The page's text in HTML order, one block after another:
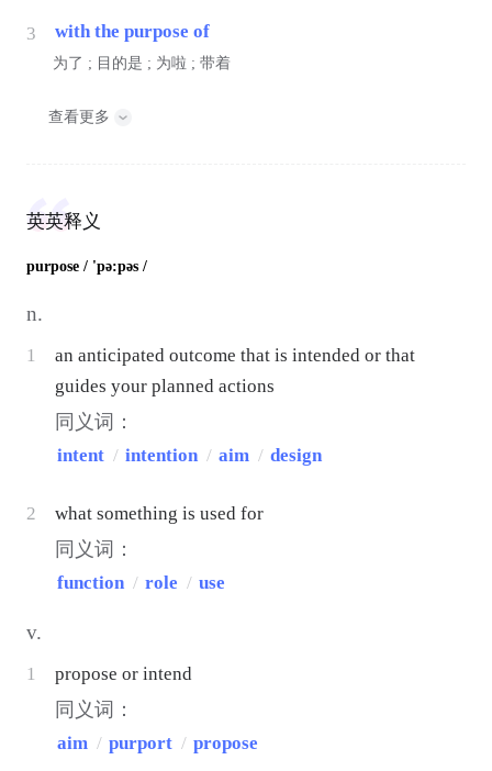
3 with the purpose of
为了 ; 目的是 ; 为啦 ; 带着
查看更多
英英释义
purpose / 'pə:pəs /
n.
1
an anticipated outcome that is intended or that
guides your planned actions
同义词：
intent / intention / aim / design
2 what something is used for
同义词：
function / role / use
v.
1 propose or intend
同义词：
aim / purport / propose